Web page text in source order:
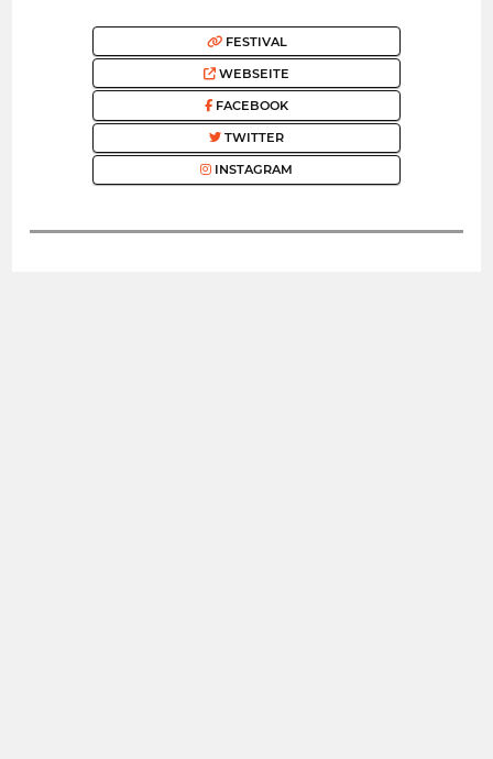
FESTIVAL
WEBSEITE
FACEBOOK
TWITTER
INSTAGRAM